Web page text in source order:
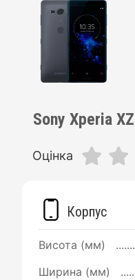
Sony Xperia
Оцінка
Корпус
Висота (мм)
Ширина (мм)